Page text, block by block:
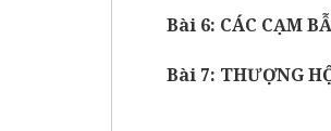
Bài 6: CÁC CẠM
Bài 7: THƯỢNG